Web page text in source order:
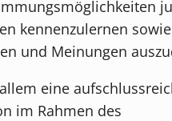
kennenzulernen
und Meinungen
eine
im Rahmen des